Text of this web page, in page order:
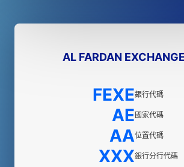
AL FARDAN
FEXE銀行代碼
AE國家代碼
AA位置代碼
XXX銀行分行代碼